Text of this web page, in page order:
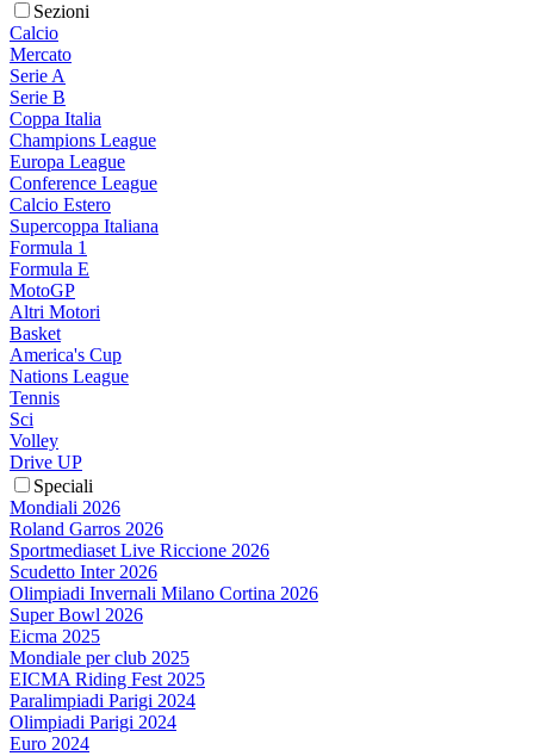
Sezioni
Calcio
Mercato
Serie A
Serie B
Coppa Italia
Champions League
Europa League
Conference League
Calcio Estero
Supercoppa Italiana
Formula 1
Formula E
MotoGP
Altri Motori
Basket
America's Cup
Nations League
Tennis
Sci
Volley
Drive UP
Speciali
Mondiali 2026
Roland Garros 2026
Sportmediaset Live Riccione 2026
Scudetto Inter 2026
Olimpiadi Invernali Milano Cortina 2026
Super Bowl 2026
Eicma 2025
Mondiale per club 2025
EICMA Riding Fest 2025
Paralimpiadi Parigi 2024
Olimpiadi Parigi 2024
Euro 2024